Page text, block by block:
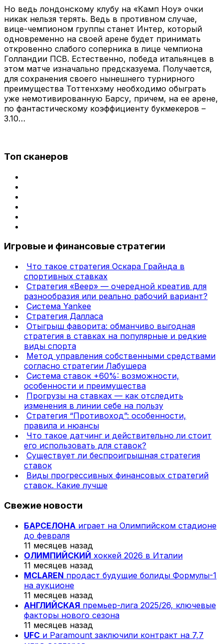
Но ведь лондонскому клубу на «Камп Ноу» очки
никак нельзя терять. Ведь в противном случае,
вице-чемпионом группы станет Интер, который
одновременно на своей арене будет принимать
откровенно слабого соперника в лице чемпиона
Голландии ПСВ. Естественно, победа итальянцев в
этом матче изначально предсказуема. Получается,
для сохранения своего нынешнего турнирного
преимущества Тоттенхэму необходимо обыграть
уже немотивированную Барсу, причем, на ее арене,
по фантастическому коэффициенту букмекеров –
3.10…
Топ сканеров
Игровые и финансовые стратегии
Что такое стратегия Оскара Грайнда в
спортивных ставках
Стратегия «Веер» — очередной креатив для
разнообразия или реально рабочий вариант?
Система Yankee
Стратегия Далласа
Отыгрыш фаворита: обманчиво выгодная
стратегия в ставках на популярные и редкие
виды спорта
Метод управления собственными средствами
согласно стратегии Лабушера
Система ставок +60%: возможности,
особенности и преимущества
Прогрузы на ставках — как отследить
изменения в линии себе на пользу
Стратегия “Противоход”: особенности,
правила и нюансы
Что такое датчинг и действительно ли стоит
его использовать для ставок?
Существует ли беспроигрышная стратегия
ставок
Виды прогрессивных финансовых стратегий
ставок. Какие лучше
Свежие новости
БАРСЕЛОНА играет на Олимпийском стадионе
до февраля
11 месяцев назад
ОЛИМПИЙСКИЙ хоккей 2026 в Италии
11 месяцев назад
MCLAREN продаст будущие болиды Формулы-1
на аукционе
11 месяцев назад
АНГЛИЙСКАЯ премьер-лига 2025/26, ключевые
факторы нового сезона
11 месяцев назад
UFC и Paramount заключили контракт на 7,7